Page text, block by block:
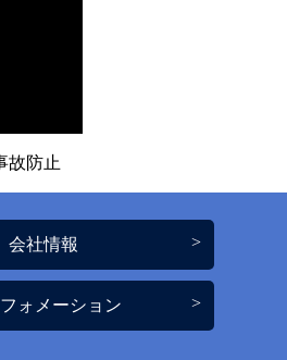
故防止
会社情報
ォメーション